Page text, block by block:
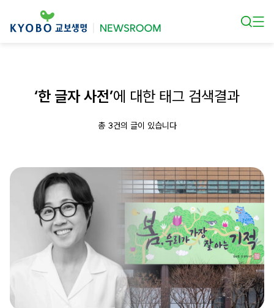
‘한 글자 사전’에 대한 태그 검색결과
총 3건의 글이 있습니다